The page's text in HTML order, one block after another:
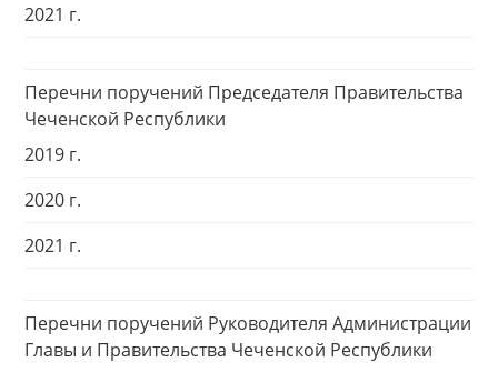
2021 г.
Перечни поручений Председателя Правительства
Чеченской Республики
2019 г.
2020 г.
2021 г.
Перечни поручений Руководителя Администрации
Главы и Правительства Чеченской Республики